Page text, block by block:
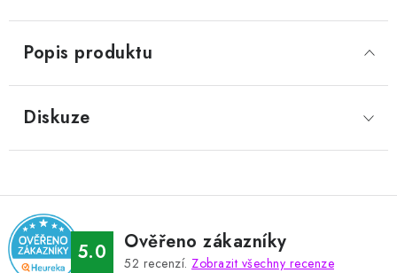
Popis produktu
Diskuze
5.0 Ověřeno zákazníky
52 recenzí. Zobrazit všechny recenze